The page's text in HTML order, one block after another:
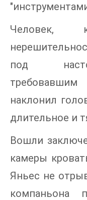
Человек,
под
требовавшим
наклонил
длительное и
Вошли
камеры
Яньес не